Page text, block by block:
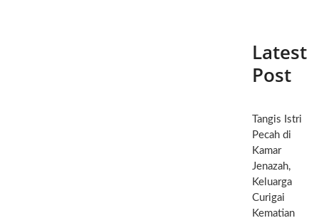
Latest
Post
Tangis Istri
Pecah di
Kamar
Jenazah,
Keluarga
Curigai
Kematian